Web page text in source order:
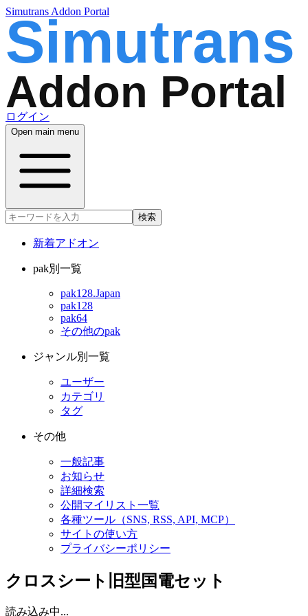
Simutrans Addon Portal
ログイン
Open main menu
検索
新着アドオン
pak別一覧
pak128.Japan
pak128
pak64
その他のpak
ジャンル別一覧
ユーザー
カテゴリ
タグ
その他
一般記事
お知らせ
詳細検索
公開マイリスト一覧
各種ツール（SNS, RSS, API, MCP）
サイトの使い方
プライバシーポリシー
クロスシート旧型国電セット
読み込み中...